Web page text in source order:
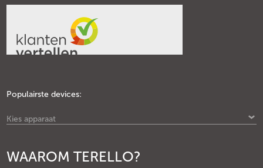
Populairste devices:
Kies apparaat
WAAROM TERELLO?